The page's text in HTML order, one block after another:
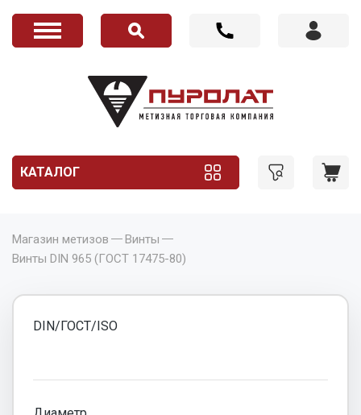
КАТАЛОГ
Магазин метизов
Винты
Винты DIN 965 (ГОСТ 17475-80)
DIN/ГОСТ/ISO